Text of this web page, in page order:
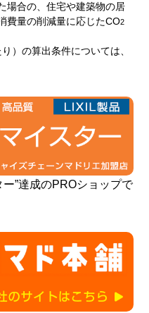
場合の、住宅や建築物の居
費量の削減量に応じたCO2
）の算出条件については、
”達成のPROショップで